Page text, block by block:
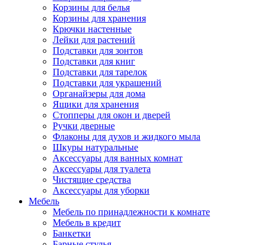
Корзины для белья
Корзины для хранения
Крючки настенные
Лейки для растений
Подставки для зонтов
Подставки для книг
Подставки для тарелок
Подставки для украшений
Органайзеры для дома
Ящики для хранения
Стопперы для окон и дверей
Ручки дверные
Флаконы для духов и жидкого мыла
Шкуры натуральные
Аксессуары для ванных комнат
Аксессуары для туалета
Чистящие средства
Аксессуары для уборки
Мебель
Мебель по принадлежности к комнате
Мебель в кредит
Банкетки